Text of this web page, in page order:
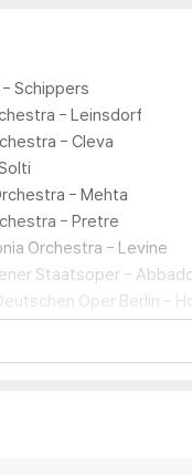
- Schippers
- Leinsdorf
- Cleva
- Mehta
- Pretre
Orchestra - Levine
Staatsoper -
Oper Berlin -